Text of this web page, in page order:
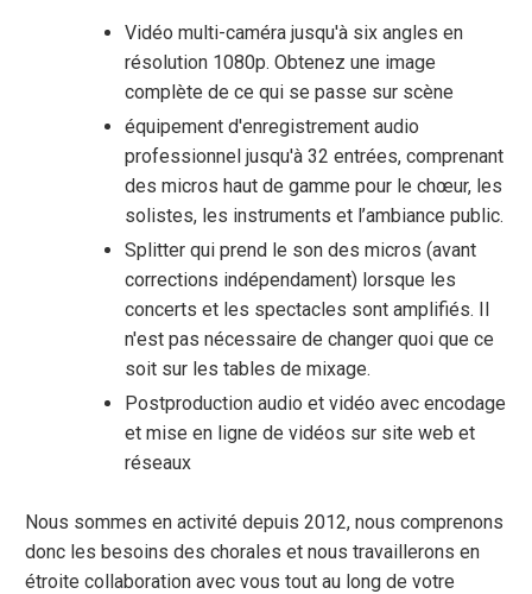
Vidéo multi-caméra jusqu'à six angles en
résolution 1080p. Obtenez une image
complète de ce qui se passe sur scène
équipement d'enregistrement audio
professionnel jusqu'à 32 entrées, comprenant
des micros haut de gamme pour le chœur, les
solistes, les instruments et l’ambiance public.
Splitter qui prend le son des micros (avant
corrections indépendament) lorsque les
concerts et les spectacles sont amplifiés. Il
n'est pas nécessaire de changer quoi que ce
soit sur les tables de mixage.
Postproduction audio et vidéo avec encodage
et mise en ligne de vidéos sur site web et
réseaux
Nous sommes en activité depuis 2012, nous comprenons
donc les besoins des chorales et nous travaillerons en
étroite collaboration avec vous tout au long de votre